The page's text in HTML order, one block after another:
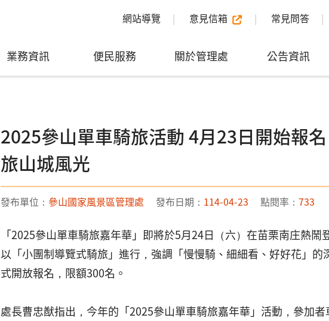
網站導覽 意見信箱 常見問答
業務資訊 便民服務 關於管理處 公告資訊
2025參山單車騎旅活動 4月23日開始報
旅山城風光
發布單位： 參山國家風景區管理處 發布日期： 114-04-23 點閱率： 733
「2025參山單車騎旅嘉年華」即將於5月24日（六）在苗栗南庄熱
以「小團制導覽式騎旅」進行，強調「慢慢騎、細細看、好好花」
式開放報名，限額300名。
處長曹忠猷指出，今年的「2025參山單車騎旅嘉年華」活動，參加